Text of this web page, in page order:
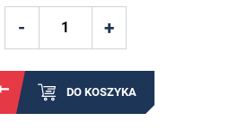
DO KOSZYKA